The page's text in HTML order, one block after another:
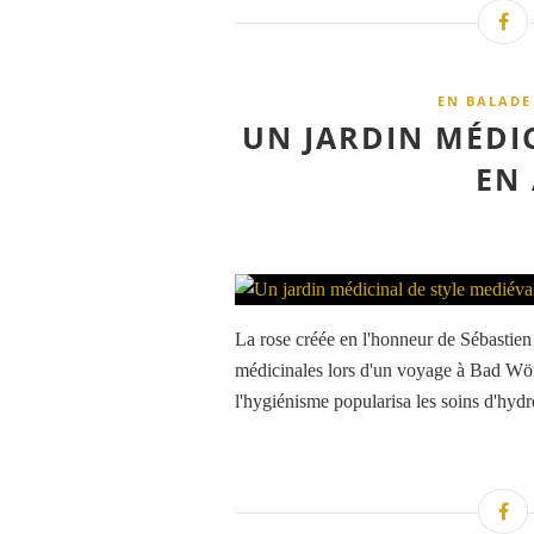
EN
UN JARDIN
EN
La rose créée en l'honneur de
médicinales lors d'un voyage à Bad
l'hygiénisme popularisa les soins